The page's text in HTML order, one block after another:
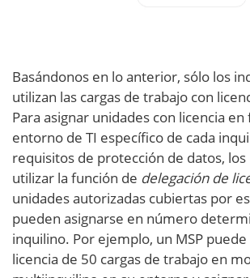
Basándonos en lo anterior, sólo los
utilizan las cargas de trabajo con
Para asignar unidades con licencia
entorno de TI específico de cada
requisitos de protección de datos, los
utilizar la función de delegación de
unidades autorizadas cubiertas por
pueden asignarse en número
inquilino. Por ejemplo, un MSP
licencia de 50 cargas de trabajo en